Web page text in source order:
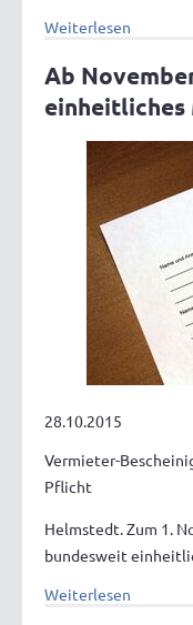
Weiterlesen
Ab
einheitliches
28.10.2015
Vermieter-
Pflicht
Helmstedt. Zum 1.
bundesweit
Weiterlesen